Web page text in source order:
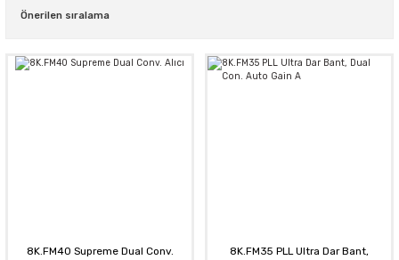
8K.FM40 Supreme Dual Conv.
8K.FM35 PLL Ultra Dar Bant,